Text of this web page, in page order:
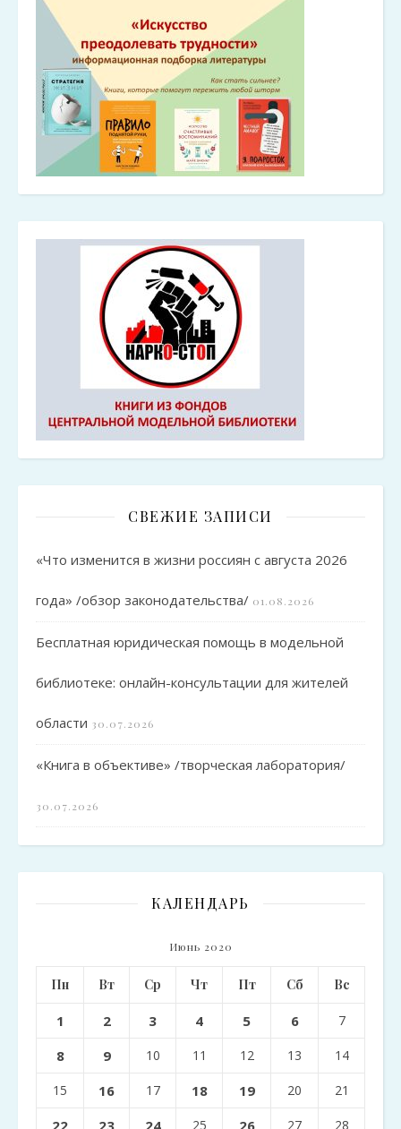
СВЕЖИЕ ЗАПИСИ
«Что изменится в жизни россиян с августа 2026
года» /обзор законодательства/ 01.08.2026
Бесплатная юридическая помощь в модельной
библиотеке: онлайн-консультации для жителей
области 30.07.2026
«Книга в объективе» /творческая лаборатория/
30.07.2026
КАЛЕНДАРЬ
Июнь 2020
Пн Вт Ср Чт Пт Сб Вс
1 2 3 4 5 6 7
8 9 10 11 12 13 14
15 16 17 18 19 20 21
22 23 24 25 26 27 28